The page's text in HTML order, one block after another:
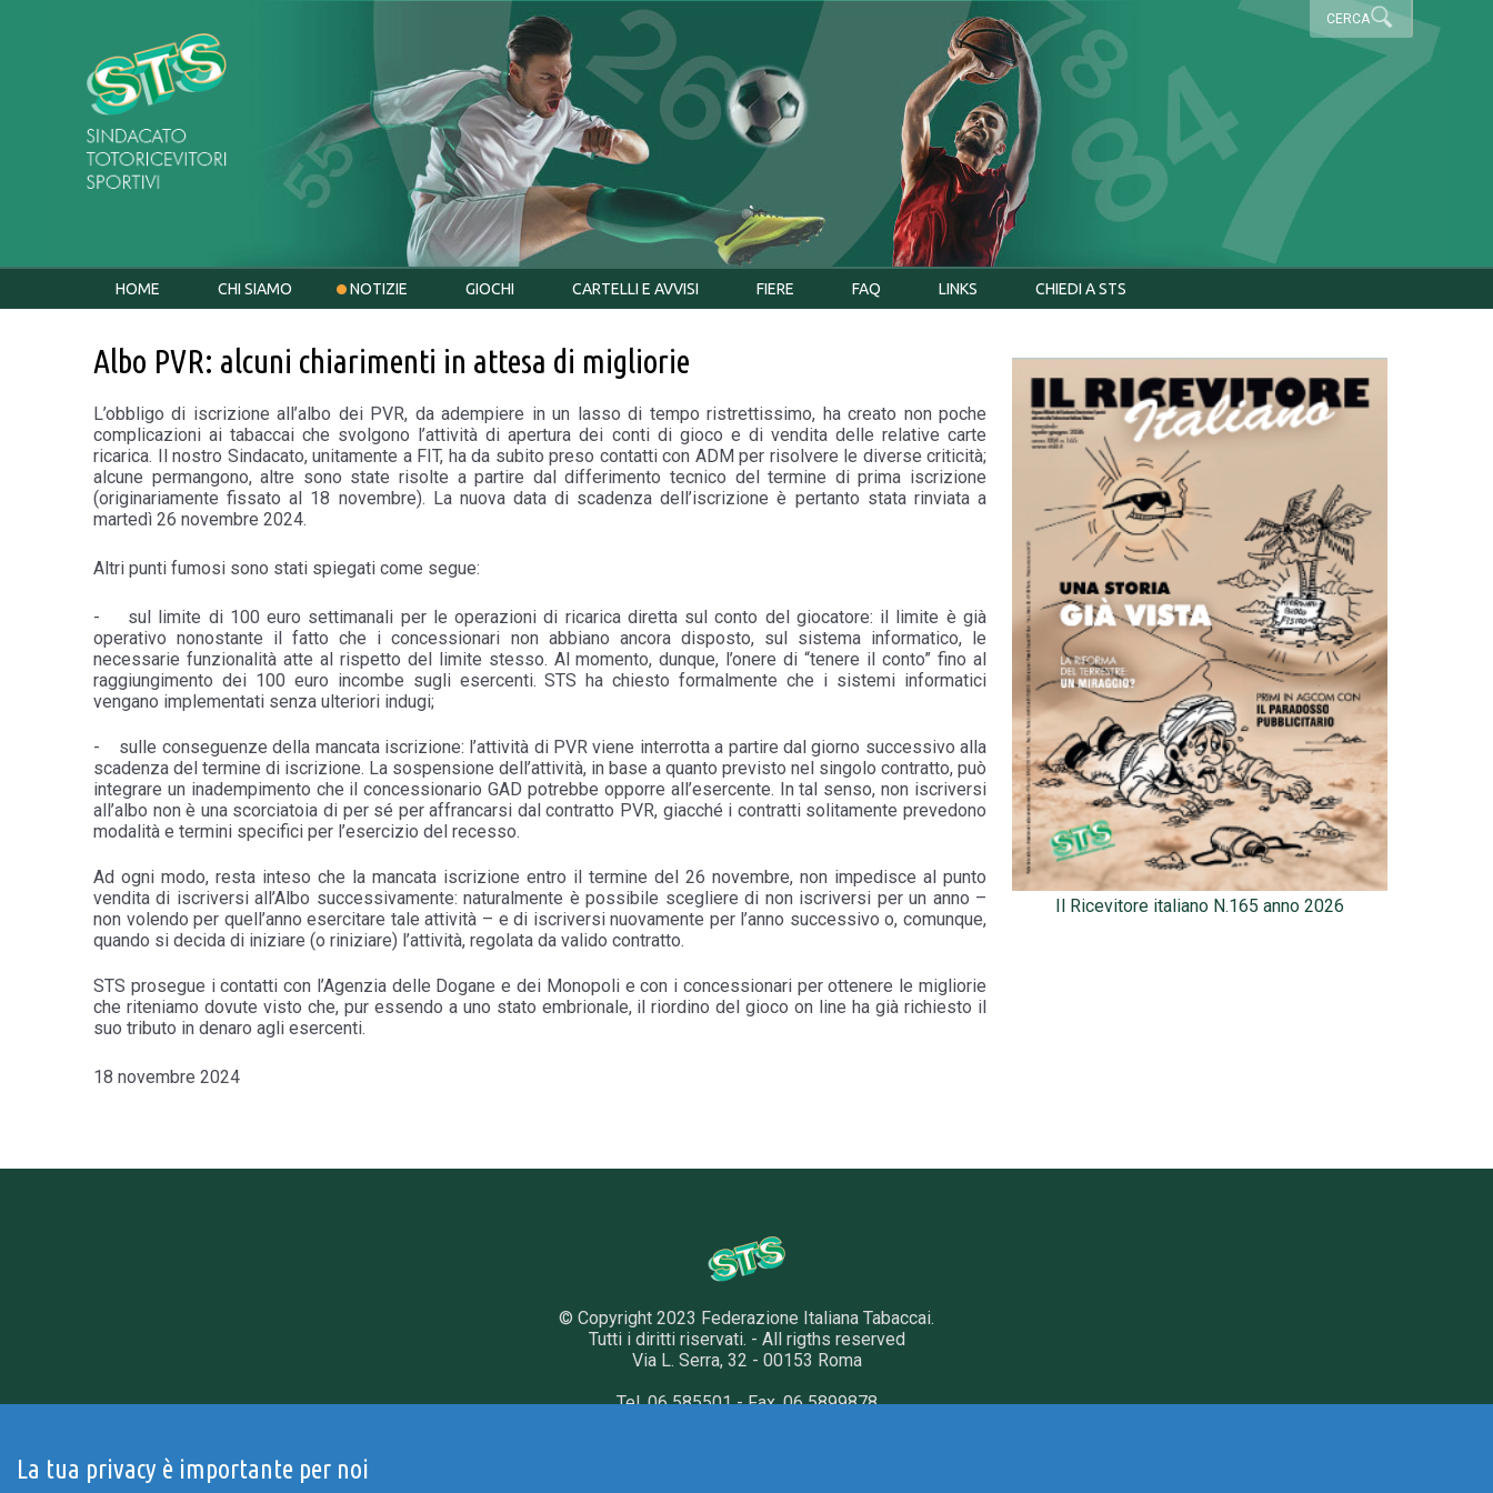
La tua privacy è importante per noi
CERCA
HOME CHI SIAMO NOTIZIE GIOCHI CARTELLI E AVVISI FIERE FAQ LINKS CHIEDI A STS
Albo PVR: alcuni chiarimenti in attesa di migliorie
L’obbligo di iscrizione all’albo dei PVR, da adempiere in un lasso di tempo ristrettissimo, ha creato non poche
complicazioni ai tabaccai che svolgono l’attività di apertura dei conti di gioco e di vendita delle relative carte
ricarica. Il nostro Sindacato, unitamente a FIT, ha da subito preso contatti con ADM per risolvere le diverse criticità;
alcune permangono, altre sono state risolte a partire dal differimento tecnico del termine di prima iscrizione
(originariamente fissato al 18 novembre). La nuova data di scadenza dell’iscrizione è pertanto stata rinviata a
martedì 26 novembre 2024.
Altri punti fumosi sono stati spiegati come segue:
- sul limite di 100 euro settimanali per le operazioni di ricarica diretta sul conto del giocatore: il limite è già
operativo nonostante il fatto che i concessionari non abbiano ancora disposto, sul sistema informatico, le
necessarie funzionalità atte al rispetto del limite stesso. Al momento, dunque, l’onere di “tenere il conto” fino al
raggiungimento dei 100 euro incombe sugli esercenti. STS ha chiesto formalmente che i sistemi informatici
vengano implementati senza ulteriori indugi;
- sulle conseguenze della mancata iscrizione: l’attività di PVR viene interrotta a partire dal giorno successivo alla
scadenza del termine di iscrizione. La sospensione dell’attività, in base a quanto previsto nel singolo contratto, può
integrare un inadempimento che il concessionario GAD potrebbe opporre all’esercente. In tal senso, non iscriversi
all’albo non è una scorciatoia di per sé per affrancarsi dal contratto PVR, giacché i contratti solitamente prevedono
modalità e termini specifici per l’esercizio del recesso.
Ad ogni modo, resta inteso che la mancata iscrizione entro il termine del 26 novembre, non impedisce al punto
vendita di iscriversi all’Albo successivamente: naturalmente è possibile scegliere di non iscriversi per un anno –
non volendo per quell’anno esercitare tale attività – e di iscriversi nuovamente per l’anno successivo o, comunque,
quando si decida di iniziare (o riniziare) l’attività, regolata da valido contratto.
STS prosegue i contatti con l’Agenzia delle Dogane e dei Monopoli e con i concessionari per ottenere le migliorie
che riteniamo dovute visto che, pur essendo a uno stato embrionale, il riordino del gioco on line ha già richiesto il
suo tributo in denaro agli esercenti.
18 novembre 2024
Il Ricevitore italiano N.165 anno 2026
© Copyright 2023 Federazione Italiana Tabaccai.
Tutti i diritti riservati. - All rigths reserved
Via L. Serra, 32 - 00153 Roma
Tel. 06 585501 - Fax. 06 5899878